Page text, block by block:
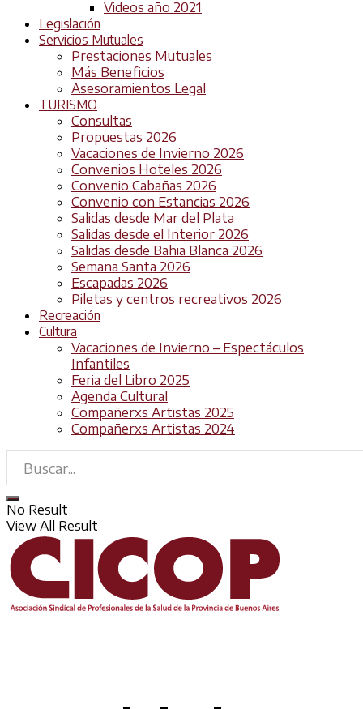
Videos año 2021
Legislación
Servicios Mutuales
Prestaciones Mutuales
Más Beneficios
Asesoramientos Legal
TURISMO
Consultas
Propuestas 2026
Vacaciones de Invierno 2026
Convenios Hoteles 2026
Convenio Cabañas 2026
Convenio con Estancias 2026
Salidas desde Mar del Plata
Salidas desde el Interior 2026
Salidas desde Bahia Blanca 2026
Semana Santa 2026
Escapadas 2026
Piletas y centros recreativos 2026
Recreación
Cultura
Vacaciones de Invierno – Espectáculos
Infantiles
Feria del Libro 2025
Agenda Cultural
Compañerxs Artistas 2025
Compañerxs Artistas 2024
No Result
View All Result